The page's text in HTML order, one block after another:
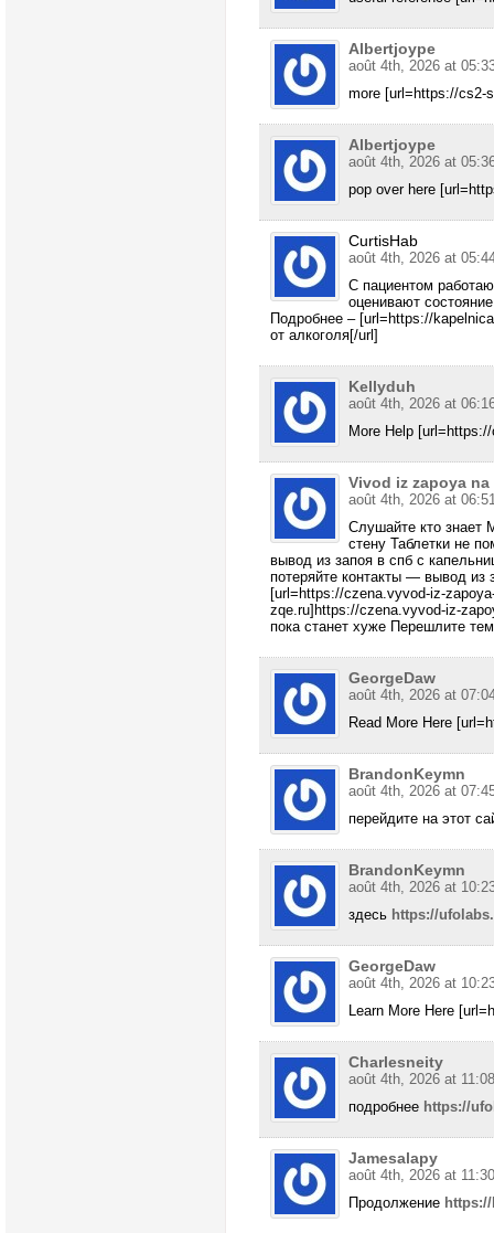
Albertjoype
août 4th, 2026 at
more [url=https://cs2-
Albertjoype
août 4th, 2026 at
pop over here
CurtisHab
août 4th, 2026 at
С пациентом
оценивают
Подробнее – [url=https://
от алкоголя[/url]
Kellyduh
août 4th, 2026 at
More Help
Vivod iz zapoya
août 4th, 2026 at
Слушайте кто знает
стену Таблетки не
вывод из запоя в спб с
потеряйте контакты — вывод из
[url=https://czena.vyvod-iz-
zqe.ru]https://czena.vyvod-iz-
пока станет хуже Перешлите
GeorgeDaw
août 4th, 2026 at
Read More Here
BrandonKeymn
août 4th, 2026 at
перейдите на этот
BrandonKeymn
août 4th, 2026 at
здесь https://
GeorgeDaw
août 4th, 2026 at
Learn More Here
Charlesneity
août 4th, 2026 at 11:08
подробнее https://
Jamesalapy
août 4th, 2026 at 11:30
Продолжение